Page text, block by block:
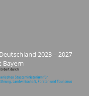
2023 – 2027
Bayern